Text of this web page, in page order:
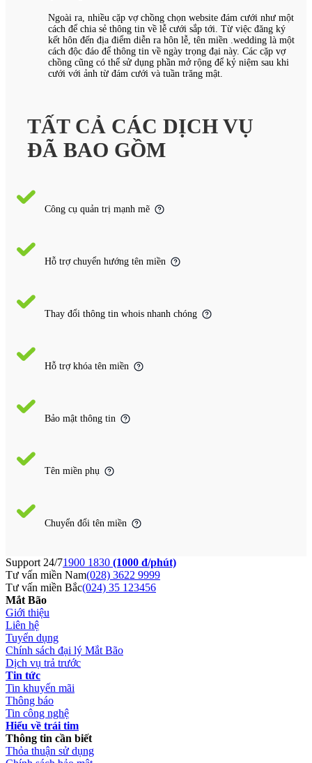
Ngoài ra, nhiều cặp vợ chồng chọn website đám cưới như một
cách để chia sẻ thông tin về lễ cưới sắp tới. Từ việc đăng ký
kết hôn đến địa điểm diễn ra hôn lễ, tên miền .wedding là một
cách độc đáo để thông tin về ngày trọng đại này. Các cặp vợ
chồng cũng có thể sử dụng phần mở rộng để kỷ niệm sau khi
cưới với ảnh từ đám cưới và tuần trăng mật.
TẤT CẢ CÁC DỊCH VỤ
ĐÃ BAO GỒM
Công cụ quản trị mạnh mẽ
Hỗ trợ chuyển hướng tên miền
Thay đổi thông tin whois nhanh chóng
Hỗ trợ khóa tên miền
Bảo mật thông tin
Tên miền phụ
Chuyển đổi tên miền
Support 24/71900 1830 (1000 đ/phút)
Tư vấn miền Nam(028) 3622 9999
Tư vấn miền Bắc(024) 35 123456
Mắt Bão
Giới thiệu
Liên hệ
Tuyển dụng
Chính sách đại lý Mắt Bão
Dịch vụ trả trước
Tin tức
Tin khuyến mãi
Thông báo
Tin công nghệ
Hiểu về trái tim
Thông tin cần biết
Thỏa thuận sử dụng